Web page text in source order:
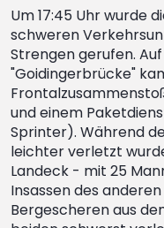
Um 17:45 Uhr wurde
schweren
Strengen gerufen.
"Goidingerbrücke"
und einem
Sprinter). Während
leichter verletzt
Landeck - mit 25
Insassen des
Bergescheren aus